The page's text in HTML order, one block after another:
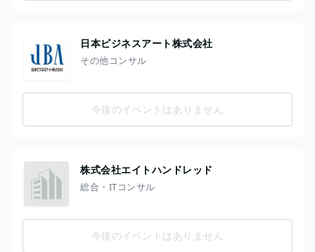
日本ビジネスアート株式会社
その他コンサル
今後のイベントはありません
株式会社エイトハンドレッド
総合・ITコンサル
今後のイベントはありません